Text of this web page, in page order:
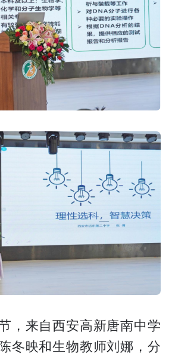
，来自西安高新唐南中学
冬映和生物教师刘娜，分